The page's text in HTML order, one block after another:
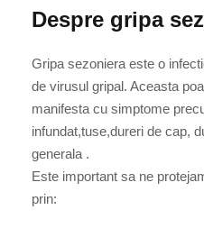
Despre gripa
Gripa sezoniera este o
de virusul gripal. Aceasta
manifesta cu simptome
infundat,tuse,dureri de cap,
generala .
Este important sa ne
prin: